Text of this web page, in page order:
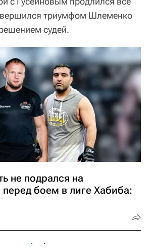
триумфом Шлеменко
судей.
не подрался на
боем в лиге Хабиба: